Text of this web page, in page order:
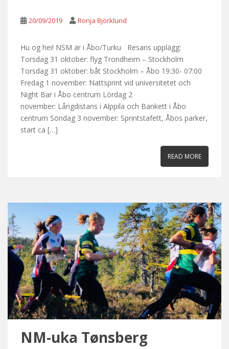
20/09/2019 Ronja Björklund
Hu og hei! NSM är i Åbo/Turku Resans upplägg:
Torsdag 31 oktober: flyg Trondheim – Stockholm
Torsdag 31 oktober: båt Stockholm – Åbo 19:30- 07:00
Fredag 1 november: Nattsprint vid universitetet och
Night Bar i Åbo centrum Lördag 2
november: Långdistans i Alppila och Bankett i Åbo
centrum Söndag 3 november: Sprintstafett, Åbos parker,
start ca […]
READ MORE
NM-uka Tønsberg